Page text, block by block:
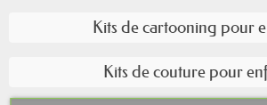
Kits de cartooning pour
Kits de couture pour